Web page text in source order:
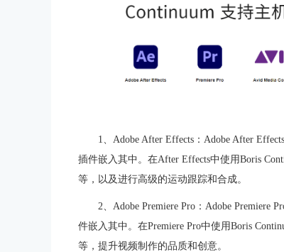
1、Adobe After Effects：Adobe After
插件嵌入其中。在After Effects中使用Boris
等，以及进行高级的运动跟踪和合成。
2、Adobe Premiere Pro：Adobe Premiere
件嵌入其中。在Premiere Pro中使用Boris
等，提升视频制作的品质和创意。